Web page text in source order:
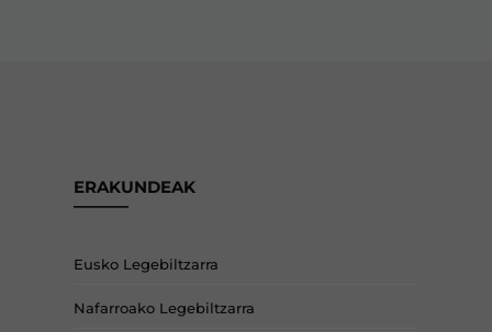
ERAKUNDEAK
Eusko Legebiltzarra
Nafarroako Legebiltzarra